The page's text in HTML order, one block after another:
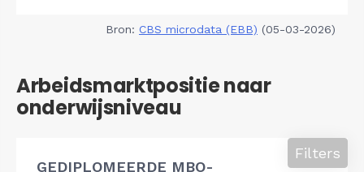
Bron: CBS microdata (EBB) (05-03-2026)
Arbeidsmarktpositie naar
onderwijsniveau
GEDIPLOMEERDE MBO-
Filters